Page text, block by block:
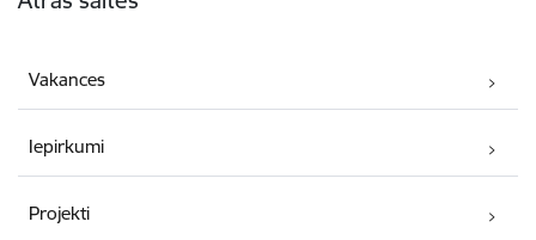
Vakances
Iepirkumi
Projekti